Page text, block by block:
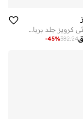
كيدز نسائي كرويز جلد برباط حذاء كاجوال بيج
382.24
-45%